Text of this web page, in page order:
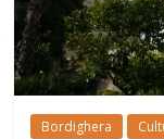
Bordighera